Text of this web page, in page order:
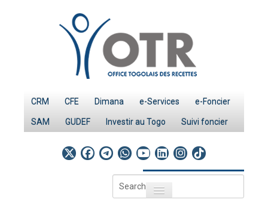
CRM CFE Dimana e-Services e-Foncier
SAM GUDEF Investir au Togo Suivi foncier
Search
...
Toggle navigation